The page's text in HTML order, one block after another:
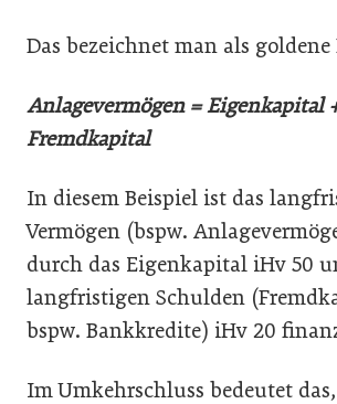
Das bezeichnet man als
Anlagevermögen = Eigenkapital
Fremdkapital
In diesem Beispiel ist das
Vermögen (bspw.
durch das Eigenkapital iHv 50
langfristigen Schulden
bspw. Bankkredite) iHv 20
Im Umkehrschluss bedeutet das,